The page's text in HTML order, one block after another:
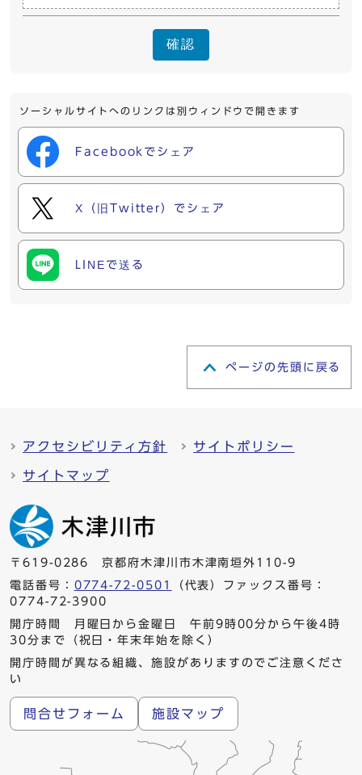
確認
ソーシャルサイトへのリンクは別ウィンドウで開きます
Facebookでシェア
X（旧Twitter）でシェア
LINEで送る
ページの先頭に戻る
アクセシビリティ方針 サイトポリシー
サイトマップ
〒619-0286 京都府木津川市木津南垣外110-9
電話番号： 0774-72-0501
（代表）ファックス番号：
0774-72-3900
開庁時間 月曜日から金曜日 午前9時00分から午後4時
30分まで（祝日・年末年始を除く）
開庁時間が異なる組織、施設がありますのでご注意くださ
い
問合せフォーム 施設マップ